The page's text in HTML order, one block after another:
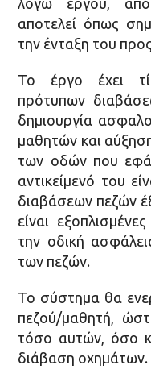
λόγω έργου, από
αποτελεί όπως
την ένταξη του
Το έργο έχει
πρότυπων
δημιουργία
μαθητών και
των οδών που
αντικείμενό του
διαβάσεων πεζών
είναι
την οδική
των πεζών.
Το σύστημα θα
πεζού/μαθητή,
τόσο αυτών, όσο
διάβαση οχημάτων.